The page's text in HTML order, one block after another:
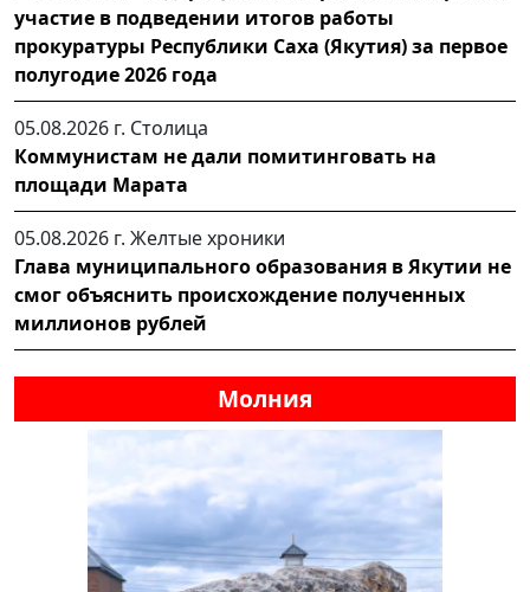
участие в подведении итогов работы
прокуратуры Республики Саха (Якутия) за первое
полугодие 2026 года
05.08.2026 г. Столица
Коммунистам не дали помитинговать на
площади Марата
05.08.2026 г. Желтые хроники
Глава муниципального образования в Якутии не
смог объяснить происхождение полученных
миллионов рублей
Молния